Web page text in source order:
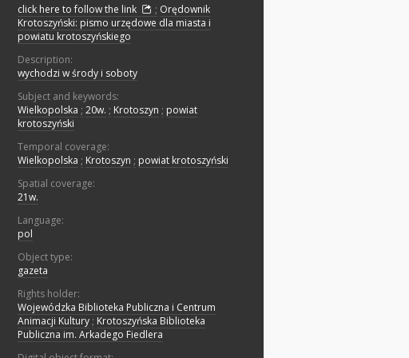
click here to follow the link
; Orędownik
Krotoszyński: pismo urzędowe dla miasta i
powiatu krotoszyńskiego
Description:
wychodzi w środy i soboty
Subject and keywords:
Wielkopolska ; 20w. ; Krotoszyn ; powiat
krotoszyński
Temporal coverage:
Wielkopolska ; Krotoszyn ; powiat krotoszyński
Spatial coverage:
21w.
Language:
pol
Object type:
gazeta
Rights holder:
Wojewódzka Biblioteka Publiczna i Centrum
Animacji Kultury ; Krotoszyńska Biblioteka
Publiczna im. Arkadego Fiedlera